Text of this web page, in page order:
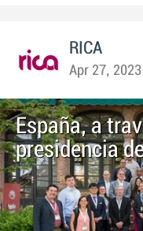
RICA
Apr 27,
​España, a
presidencia